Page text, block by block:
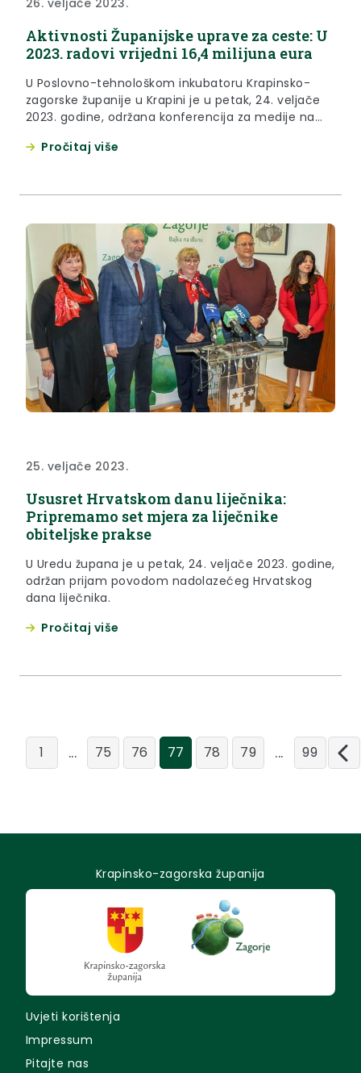
Aktivnosti Županijske uprave za ceste: U
2023. radovi vrijedni 16,4 milijuna eura
U Poslovno-tehnološkom inkubatoru Krapinsko-
zagorske županije u Krapini je u petak, 24. veljače
2023. godine, održana konferencija za medije na
Županijske uprave za ceste KZŽ u 2022. godini, s
Pročitaj više
25. veljače 2023.
Ususret Hrvatskom danu liječnika:
Pripremamo set mjera za liječnike
obiteljske prakse
U Uredu župana je u petak, 24. veljače 2023. godine,
održan prijam povodom nadolazećeg Hrvatskog
dana liječnika.
Pročitaj više
1 ... 75 76 77 78 79 ... 99
Krapinsko-zagorska županija
Uvjeti korištenja
Impressum
Pitajte nas